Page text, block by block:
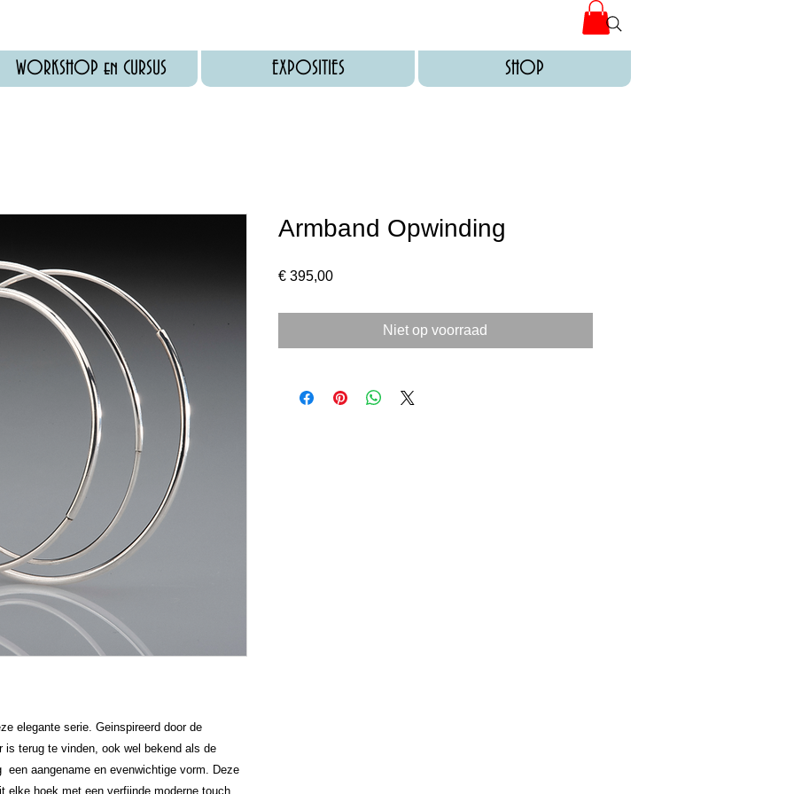
elegante serie. Geinspireerd door de
terug te vinden, ook wel bekend als de
aangename en evenwichtige vorm. Deze
elke hoek met een verfijnde moderne touch.
Armband Opwinding
€ 395,00Prijs
Niet op voorraad
WORKSHOP en CURSUS EXPOSITIES SHOP